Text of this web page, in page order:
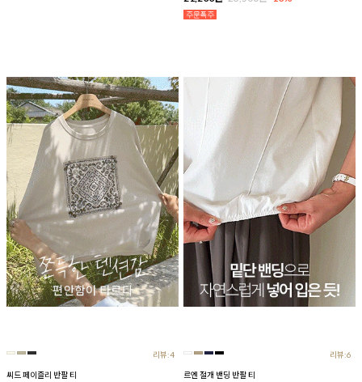
리뷰:4
씨드 페이즐리 반팔 티
리뷰:6
르엔 절개 밴딩 반팔 티